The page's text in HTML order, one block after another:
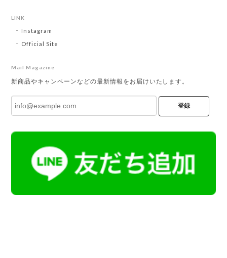
LINK
Instagram
Official Site
Mail Magazine
新商品やキャンペーンなどの最新情報をお届けいたします。
登録